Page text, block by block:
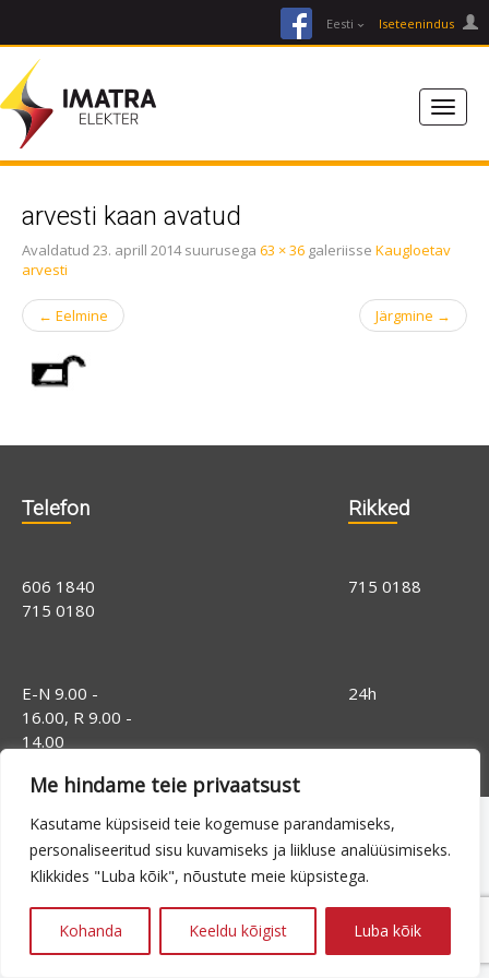
Me hindame teie privaatsust
Kasutame küpsiseid teie kogemuse parandamiseks,
personaliseeritud sisu kuvamiseks ja liikluse analüüsimiseks.
Klikkides "Luba kõik", nõustute meie küpsistega.
Kohanda Keeldu kõigist Luba kõik
facebookEesti Iseteenindus
arvesti kaan avatud
Avaldatud 23. aprill 2014suurusega 63 × 36 galeriisse Kaugloetav
arvesti
← Eelmine Järgmine →
Telefon Rikked
606 1840
715 0180
715 0188
E-N 9.00 -
16.00, R 9.00 -
14.00
24h